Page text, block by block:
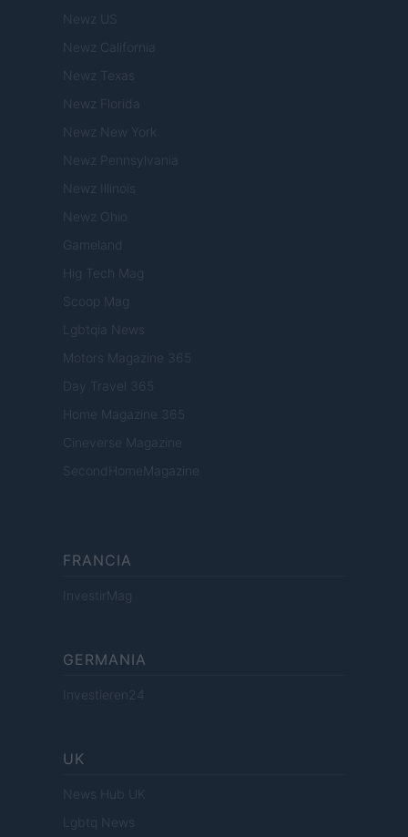
Newz US
Newz California
Newz Texas
Newz Florida
Newz New York
Newz Pennsylvania
Newz Illinois
Newz Ohio
Gameland
Hig Tech Mag
Scoop Mag
Lgbtqia News
Motors Magazine 365
Day Travel 365
Home Magazine 365
Cineverse Magazine
SecondHomeMagazine
FRANCIA
InvestirMag
GERMANIA
Investieren24
UK
News Hub UK
Lgbtq News